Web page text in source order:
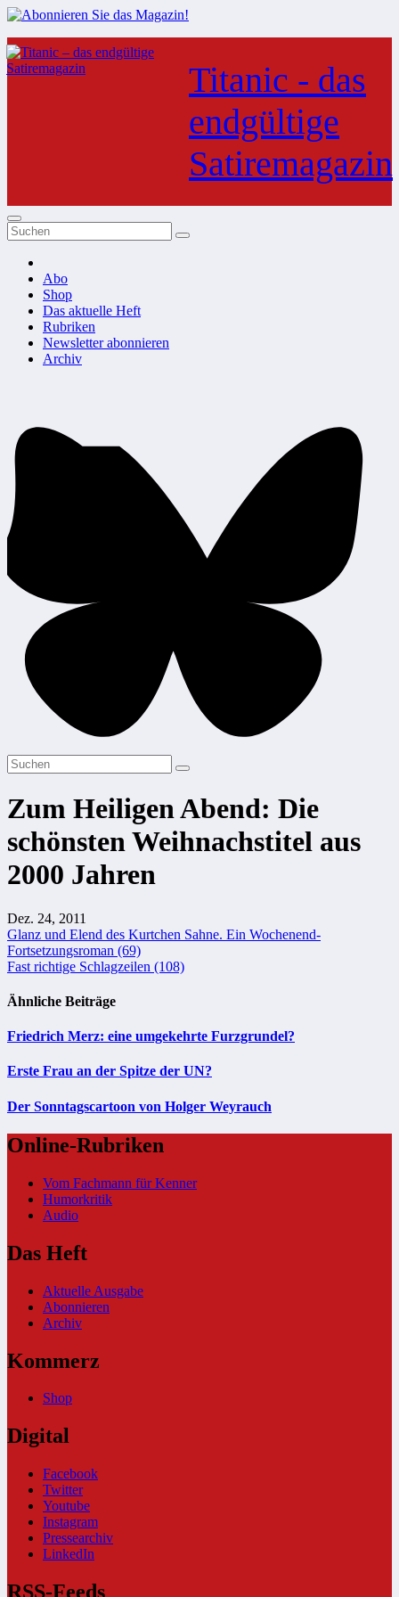
Zum
Inhalt
springen
Titanic - das
endgültige
Satiremagazin
Abo
Shop
Das aktuelle Heft
Rubriken
Newsletter abonnieren
Archiv
Zum Heiligen Abend: Die
schönsten Weihnachstitel aus
2000 Jahren
Dez. 24, 2011
Beitragsnavigation
Glanz und Elend des Kurtchen Sahne. Ein Wochenend-
Fortsetzungsroman (69)
Fast richtige Schlagzeilen (108)
Ähnliche Beiträge
Friedrich Merz: eine umgekehrte Furzgrundel?
Erste Frau an der Spitze der UN?
Der Sonntagscartoon von Holger Weyrauch
Online-Rubriken
Vom Fachmann für Kenner
Humorkritik
Audio
Das Heft
Aktuelle Ausgabe
Abonnieren
Archiv
Kommerz
Shop
Digital
Facebook
Twitter
Youtube
Instagram
Pressearchiv
LinkedIn
RSS-Feeds